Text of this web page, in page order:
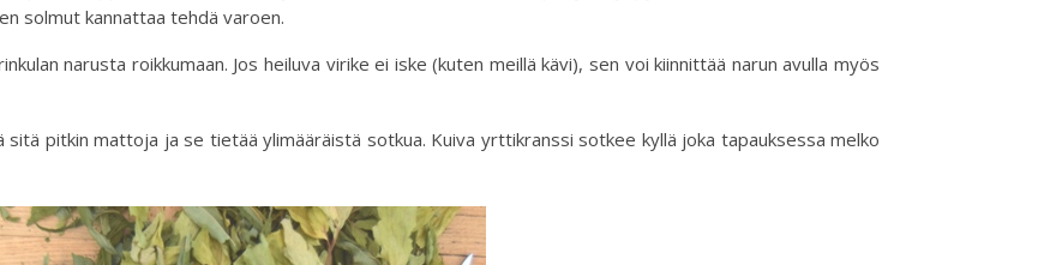
solmut kannattaa tehdä varoen.
narusta roikkumaan. Jos heiluva virike ei iske (kuten meillä kävi), sen voi kiinnittää narun avulla myös
sitä pitkin mattoja ja se tietää ylimääräistä sotkua. Kuiva yrttikranssi sotkee kyllä joka tapauksessa melko